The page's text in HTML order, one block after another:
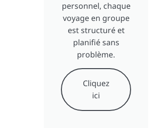
personnel, chaque
voyage en groupe
est structuré et
planifié sans
problème.
Cliquez
ici